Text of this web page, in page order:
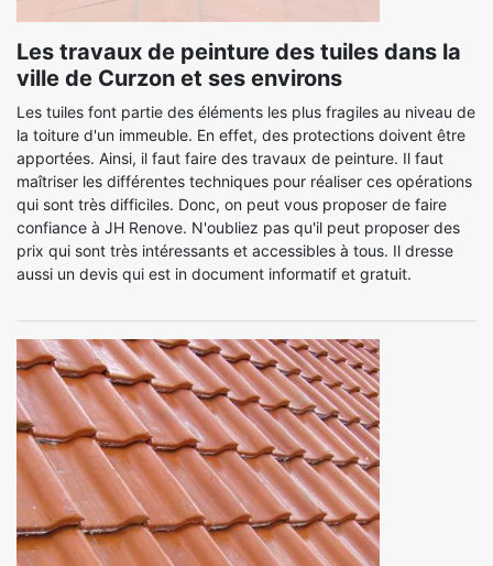
Les travaux de peinture des tuiles dans la
ville de Curzon et ses environs
Les tuiles font partie des éléments les plus fragiles au niveau de
la toiture d'un immeuble. En effet, des protections doivent être
apportées. Ainsi, il faut faire des travaux de peinture. Il faut
maîtriser les différentes techniques pour réaliser ces opérations
qui sont très difficiles. Donc, on peut vous proposer de faire
confiance à JH Renove. N'oubliez pas qu'il peut proposer des
prix qui sont très intéressants et accessibles à tous. Il dresse
aussi un devis qui est in document informatif et gratuit.